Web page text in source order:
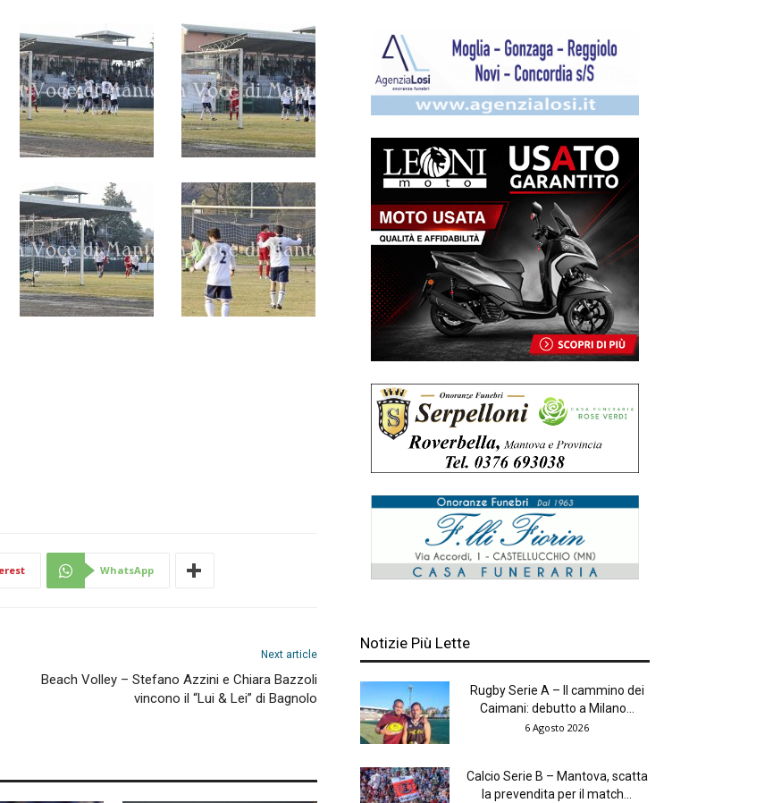
WhatsApp
Next article
Beach Volley – Stefano Azzini e Chiara Bazzoli
vincono il “Lui & Lei” di Bagnolo
Notizie Più Lette
Rugby Serie A – Il cammino dei
Caimani: debutto a Milano...
6 Agosto 2026
Calcio Serie B – Mantova, scatta
la prevendita per il match...